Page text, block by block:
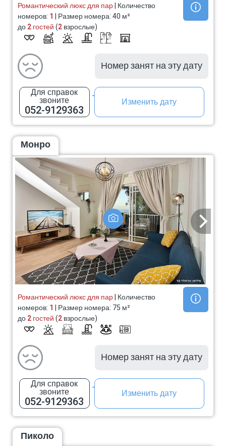
Романтический люкс для пар| Количество
номеров: 1 | Размер номера: 40 м²
до2 гостей(2взрослые)
Номер занят на эту дату
Для справок
звоните
052-9129363
Изменить дату
Монро
Романтический люкс для пар| Количество
номеров: 1 | Размер номера: 75 м²
до2 гостей(2взрослые)
Номер занят на эту дату
Для справок
звоните
052-9129363
Изменить дату
Пиколо